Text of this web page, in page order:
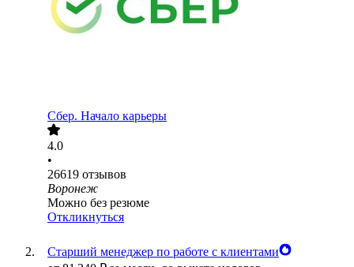
Сбер. Начало карьеры
4.0
•
26619 отзывов
Воронеж
Можно без резюме
Откликнуться
Старший менеджер по работе с клиентами